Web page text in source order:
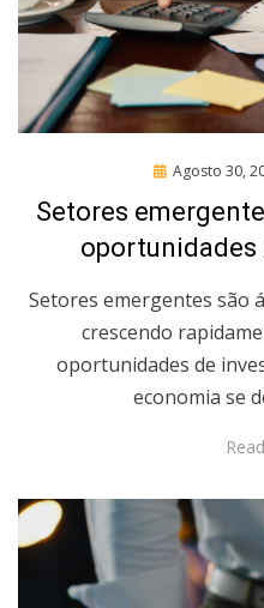
Posted
Agosto 30,
Setores
Setores emergentes são
crescendo
oportunidades de
economia se